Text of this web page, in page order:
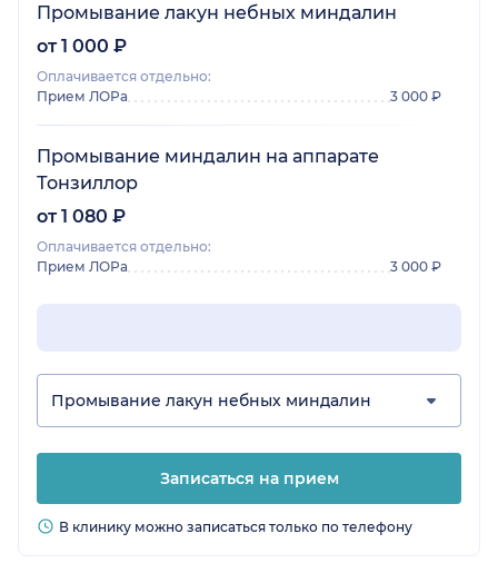
Промывание лакун небных миндалин
от 1 000 ₽
Оплачивается отдельно:
Прием ЛОРа
3 000 ₽
Промывание миндалин на аппарате
Тонзиллор
от 1 080 ₽
Оплачивается отдельно:
Прием ЛОРа
3 000 ₽
Промывание лакун небных миндалин
Записаться на прием
В клинику можно записаться только по телефону